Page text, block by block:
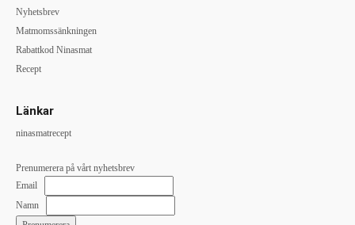
Nyhetsbrev
Matmomssänkningen
Rabattkod Ninasmat
Recept
Länkar
ninasmatrecept
Prenumerera på vårt nyhetsbrev
Email
Namn